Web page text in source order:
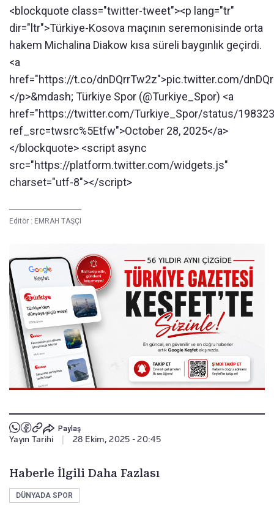
<blockquote class="twitter-tweet"><p lang="tr"
dir="ltr">Türkiye-Kosova maçının seremonisinde orta
hakem Michalina Diakow kısa süreli baygınlık geçirdi.
<a
href="https://t.co/dnDQrrTw2z">pic.twitter.com/
</p>&mdash; Türkiye Spor (@Turkiye_Spor) <a
href="https://twitter.com/Turkiye_Spor/status/
ref_src=twsrc%5Etfw">October 28, 2025</a>
</blockquote> <script async
src="https://platform.twitter.com/widgets.js"
charset="utf-8"></script>
Editör : EMRAH TAŞÇI
Paylaş
Yayın Tarihi 28 Ekim, 2025 - 20:45
Haberle İlgili Daha Fazlası
DÜNYADA SPOR